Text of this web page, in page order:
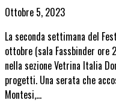
Ottobre 5, 2023
La seconda settimana del
ottobre (sala Fassbinder
nella sezione Vetrina Italia
progetti. Una serata che
Montesi,…